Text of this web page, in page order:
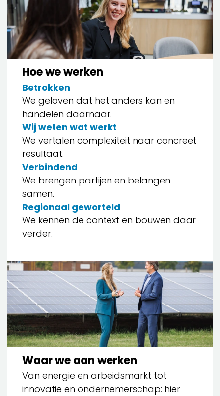
Hoe we werken
Betrokken
We geloven dat het anders kan en
handelen daarnaar.
Wij weten wat werkt
We vertalen complexiteit naar concreet
resultaat.
Verbindend
We brengen partijen en belangen
samen.
Regionaal geworteld
We kennen de context en bouwen daar
verder.
Waar we aan werken
Van energie en arbeidsmarkt tot
innovatie en ondernemerschap: hier